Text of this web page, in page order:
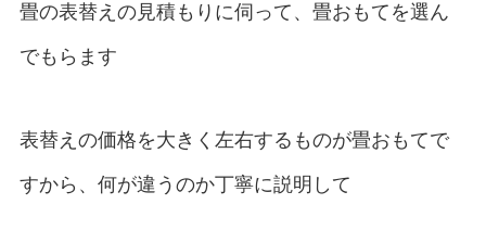
畳の表替えの見積もりに伺って、畳おもてを選ん
でもらます
表替えの価格を大きく左右するものが畳おもてで
すから、何が違うのか丁寧に説明して